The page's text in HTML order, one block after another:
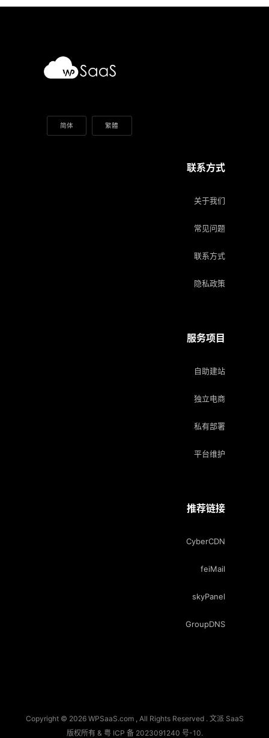
简体 繁體
联系方式
关于我们
常见问题
联系方式
隐私政策
服务项目
自助建站
独立电商
私有部署
平台维护
推荐链接
CyberCDN
feiMail
skyPanel
GroupDNS
Copyright © 2026 WPSaaS.com , All Rights Reserved . 文派 SaaS
版权所有 & 粤 ICP 备 2023091240 号-10.